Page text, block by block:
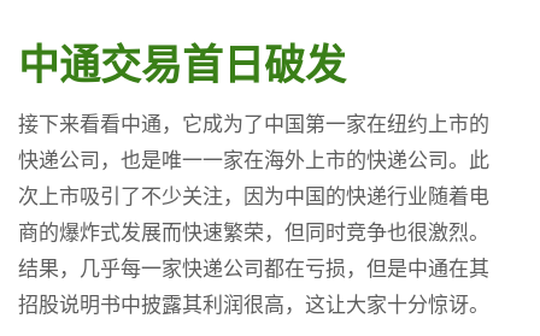
中通交易首日破发
接下来看看中通，它成为了中国第一家在纽约上市的
快递公司，也是唯一一家在海外上市的快递公司。此
次上市吸引了不少关注，因为中国的快递行业随着电
商的爆炸式发展而快速繁荣，但同时竞争也很激烈。
结果，几乎每一家快递公司都在亏损，但是中通在其
招股说明书中披露其利润很高，这让大家十分惊讶。